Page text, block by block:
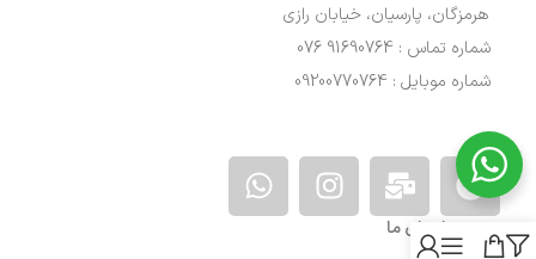
هرمزگان، پارسیان، خیابان رازی
شماره تماس : 91690764 076
شماره موبایل : 09200770764
نمادهای ما